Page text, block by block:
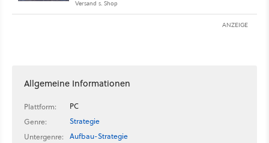
Versand s. Shop
ANZEIGE
Allgemeine Informationen
Plattform:
PC
Genre:
Strategie
Untergenre:
Aufbau-Strategie